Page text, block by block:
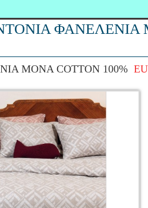
ΦΑΝΕΛΕΝΙΑ
ΜΟΝΑ COTTON 100%